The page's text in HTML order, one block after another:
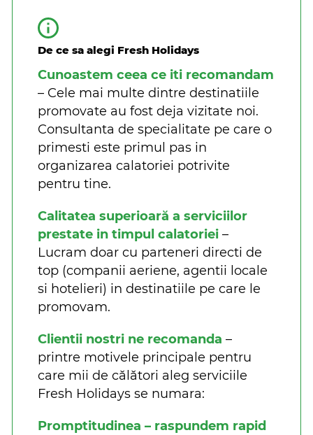
De ce sa alegi Fresh Holidays
Cunoastem ceea ce iti recomandam
– Cele mai multe dintre destinatiile
promovate au fost deja vizitate noi.
Consultanta de specialitate pe care o
primesti este primul pas in
organizarea calatoriei potrivite
pentru tine.
Calitatea superioară a serviciilor
prestate in timpul calatoriei –
Lucram doar cu parteneri directi de
top (companii aeriene, agentii locale
si hotelieri) in destinatiile pe care le
promovam.
Clientii nostri ne recomanda –
printre motivele principale pentru
care mii de călători aleg serviciile
Fresh Holidays se numara:
Promptitudinea – raspundem rapid